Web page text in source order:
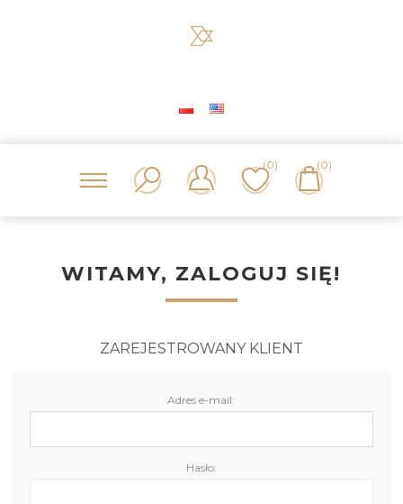
(0) (0)
WITAMY, ZALOGUJ SIĘ!
ZAREJESTROWANY KLIENT
Adres e-mail:
Hasło: